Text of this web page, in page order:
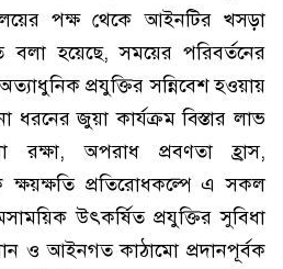
পক্ষ থেকে আইনটির খসড়া
হয়েছে, সময়ের পরিবর্তনের
প্রযুক্তির সন্নিবেশ হওয়ায়
জুয়া কার্যক্রম বিস্তার লাভ
অপরাধ প্রবণতা হ্রাস,
ক্ষয়ক্ষতি প্রতিরোধকল্পে এ সকল
উৎকর্ষিত প্রযুক্তির সুবিধা
ও আইনগত কাঠামো প্রদানপূর্বক